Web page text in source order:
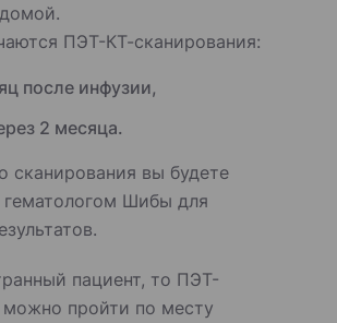
ПЭТ-КТ-сканирования:
после инфузии,
2 месяца.
сканирования вы будете
гематологом Шибы для
пациент, то ПЭТ-
можно пройти по месту